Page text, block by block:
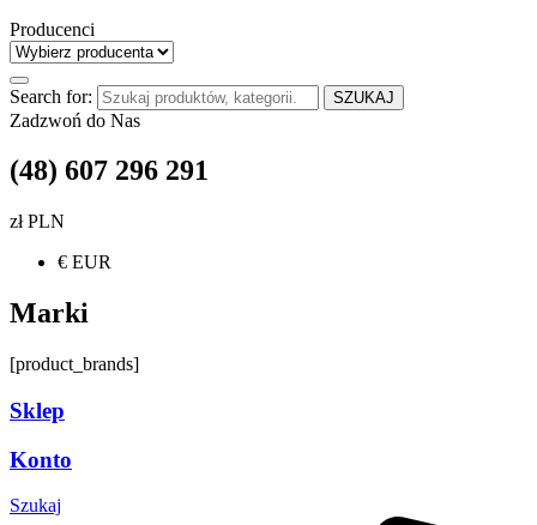
Producenci
Search for: SZUKAJ
Zadzwoń do Nas
(48) 607 296 291
zł PLN
€ EUR
Marki
[product_brands]
Sklep
Konto
Szukaj